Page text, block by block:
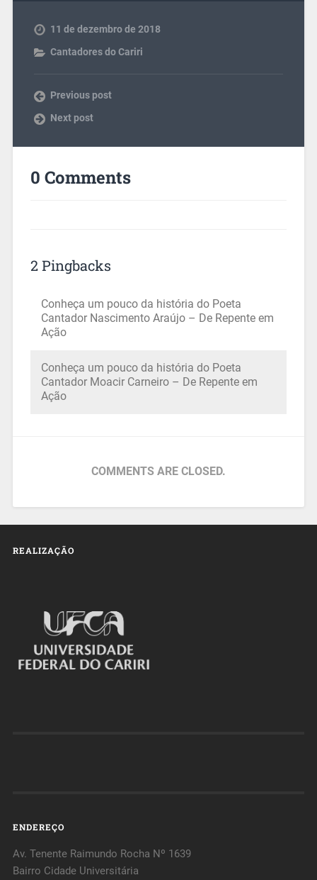
11 de dezembro de 2018
Cantadores do Cariri
Previous post
Next post
0 Comments
2 Pingbacks
Conheça um pouco da história do Poeta
Cantador Nascimento Araújo – De Repente em
Ação
Conheça um pouco da história do Poeta
Cantador Moacir Carneiro – De Repente em
Ação
COMMENTS ARE CLOSED.
REALIZAÇÃO
ENDEREÇO
Av. Tenente Raimundo Rocha Nº 1639
Bairro Cidade Universitária